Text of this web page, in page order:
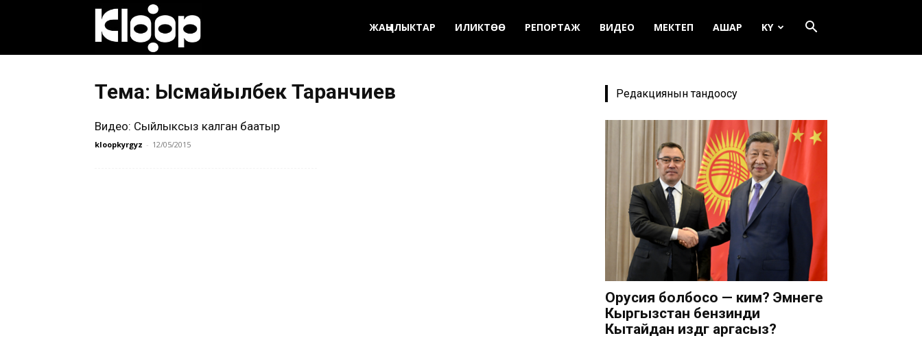
кыргызча
ЖАҢЫЛЫКТАР ИЛИКТӨӨ РЕПОРТАЖ ВИДЕО МЕКТЕП АШАР KY
Тема: Ысмайылбек Таранчиев
Видео: Сыйлыксыз калган баатыр
kloopkyrgyz - 12/05/2015
Редакциянын тандоосу
Орусия болбосо — ким? Эмнеге
Кыргызстан бензинди
Кытайдан издөөгө аргасыз?